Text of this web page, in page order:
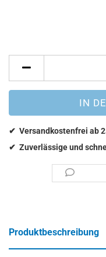
Produktbeschreibung